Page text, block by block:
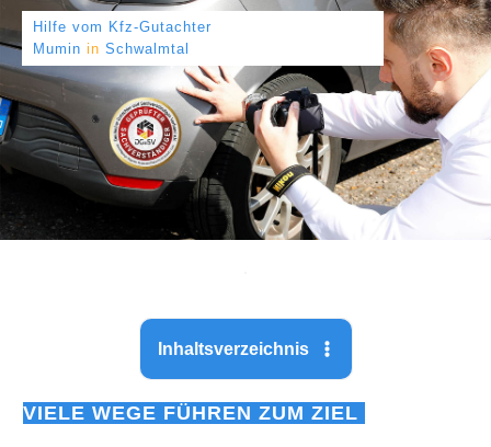
Hilfe vom Kfz-Gutachter
Mumin in Schwalmtal
Inhaltsverzeichnis
VIELE WEGE FÜHREN ZUM ZIEL